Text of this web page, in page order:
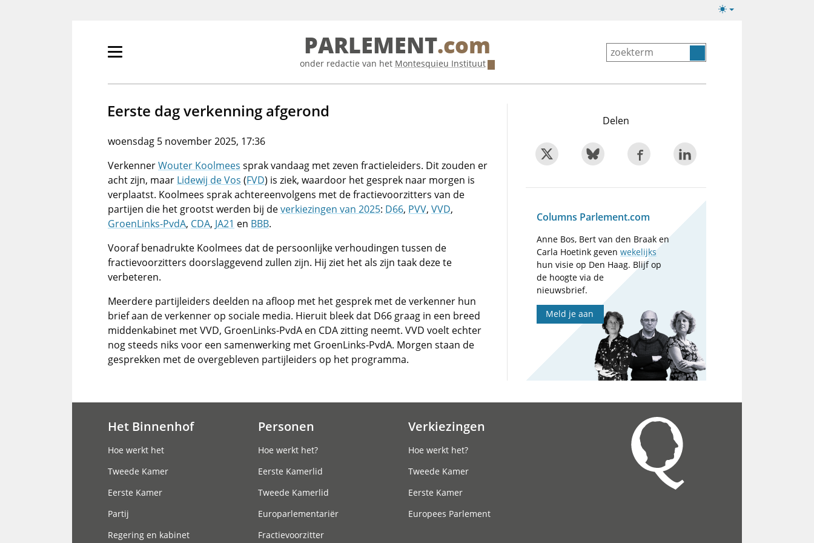
Lichte/donkere
Primair
tonen/verbergen
PARLEMENT.com
onder redactie van het Montesquieu Instituut
Eerste dag verkenning afgerond
woensdag 5 november 2025, 17:36
VerkennerWouter Koolmees sprak vandaag met zeven fractieleiders. Dit zouden er
acht zijn, maar Lidewij de Vos (FVD) is ziek, waardoor het gesprek naar morgen is
verplaatst. Koolmees sprak achtereenvolgens met de fractievoorzitters van de
partijen die het grootst werden bij deverkiezingen van 2025: D66, PVV, VVD,
GroenLinks-PvdA, CDA, JA21 en BBB.
Vooraf benadrukte Koolmees dat de persoonlijke verhoudingen tussen de
fractievoorzitters doorslaggevend zullen zijn. Hij ziet het als zijn taak deze te
verbeteren.
Meerdere partijleiders deelden na afloop met het gesprek met de verkenner hun
brief aan de verkenner op sociale media. Hieruit bleek dat D66 graag in een breed
middenkabinet met VVD, GroenLinks-PvdA en CDA zitting neemt. VVD voelt echter
nog steeds niks voor een samenwerking met GroenLinks-PvdA. Morgen staan de
gesprekken met de overgebleven partijleiders op het programma.
Delen
Columns Parlement.com
Anne Bos, Bert van den Braak en
Carla Hoetink gevenwekelijks
hun visie op Den Haag. Blijf op
de hoogte via de
nieuwsbrief.
Meld je aan
Het Binnenhof
Hoe werkt het
Tweede Kamer
Eerste Kamer
Partij
Regering en kabinet
Personen
Hoe werkt het?
Eerste Kamerlid
Tweede Kamerlid
Europarlementariër
Fractievoorzitter
Verkiezingen
Hoe werkt het?
Tweede Kamer
Eerste Kamer
Europees Parlement